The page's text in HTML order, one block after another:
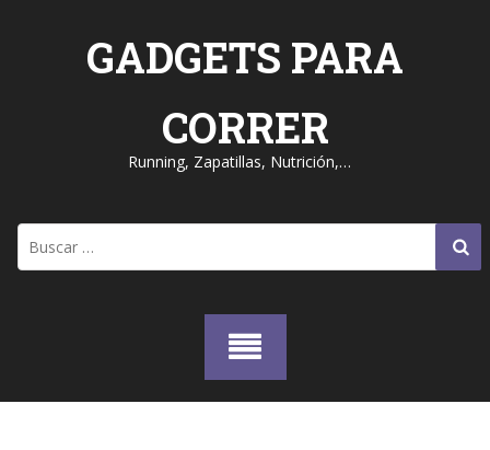
GADGETS PARA
CORRER
Running, Zapatillas, Nutrición,…